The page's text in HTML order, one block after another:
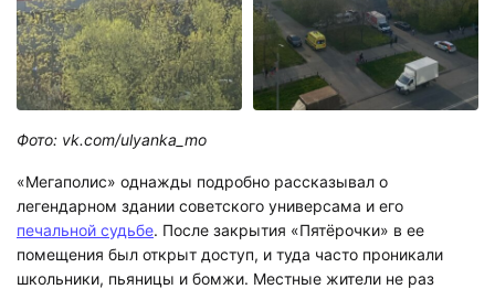
Фото: vk.com/ulyanka_mo
«Мегаполис» однажды подробно рассказывал о
легендарном здании советского универсама и его
печальной судьбе. После закрытия «Пятёрочки» в ее
помещения был открыт доступ, и туда часто проникали
школьники, пьяницы и бомжи. Местные жители не раз